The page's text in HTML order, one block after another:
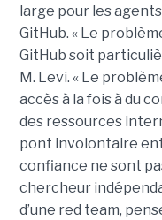
large pour les
GitHub. « Le
GitHub soit
M. Levi. « Le
accès à la fois à du
des ressources
pont involontaire
confiance ne sont
chercheur
d’une red team,